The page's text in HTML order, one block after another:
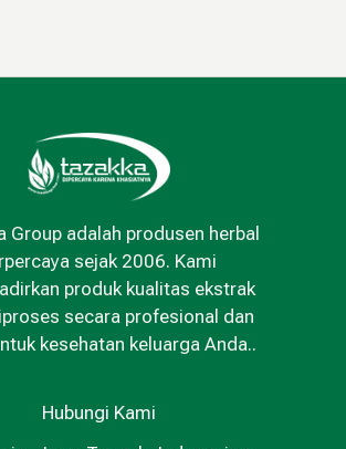
Group adalah produsen herbal
sejak 2006. Kami
produk kualitas ekstrak
secara profesional dan
kesehatan keluarga Anda..
Hubungi Kami